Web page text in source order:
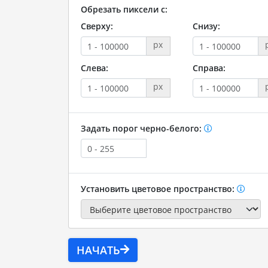
Обрезать пиксели с:
Сверху:
px
Снизу:
Слева:
px
Справа:
Задать порог черно-белого:
Установить цветовое пространство:
НАЧАТЬ